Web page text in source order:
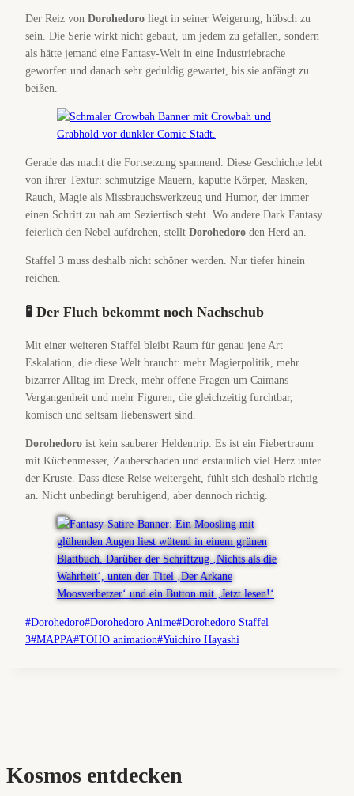
Der Reiz von Dorohedoro liegt in seiner Weigerung, hübsch zu
sein. Die Serie wirkt nicht gebaut, um jedem zu gefallen, sondern
als hätte jemand eine Fantasy-Welt in eine Industriebrache
geworfen und danach sehr geduldig gewartet, bis sie anfängt zu
beißen.
Gerade das macht die Fortsetzung spannend. Diese Geschichte lebt
von ihrer Textur: schmutzige Mauern, kaputte Körper, Masken,
Rauch, Magie als Missbrauchswerkzeug und Humor, der immer
einen Schritt zu nah am Seziertisch steht. Wo andere Dark Fantasy
feierlich den Nebel aufdrehen, stellt Dorohedoro den Herd an.
Staffel 3 muss deshalb nicht schöner werden. Nur tiefer hinein
reichen.
🧪 Der Fluch bekommt noch Nachschub
Mit einer weiteren Staffel bleibt Raum für genau jene Art
Eskalation, die diese Welt braucht: mehr Magierpolitik, mehr
bizarrer Alltag im Dreck, mehr offene Fragen um Caimans
Vergangenheit und mehr Figuren, die gleichzeitig furchtbar,
komisch und seltsam liebenswert sind.
Dorohedoro ist kein sauberer Heldentrip. Es ist ein Fiebertraum
mit Küchenmesser, Zauberschaden und erstaunlich viel Herz unter
der Kruste. Dass diese Reise weitergeht, fühlt sich deshalb richtig
an. Nicht unbedingt beruhigend, aber dennoch richtig.
Schlagworte:
#Dorohedoro#Dorohedoro Anime#Dorohedoro Staffel
3#MAPPA#TOHO animation#Yuichiro Hayashi
Kosmos entdecken